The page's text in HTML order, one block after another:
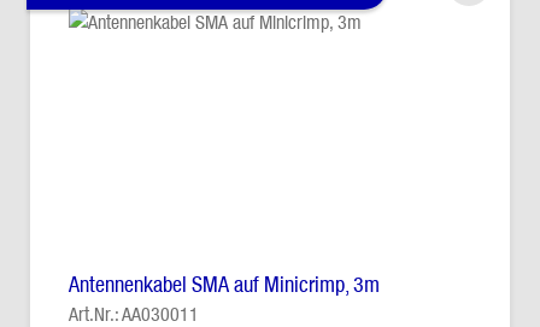
Antennenkabel SMA auf Minicrimp, 3m
Art.Nr.: AA030011